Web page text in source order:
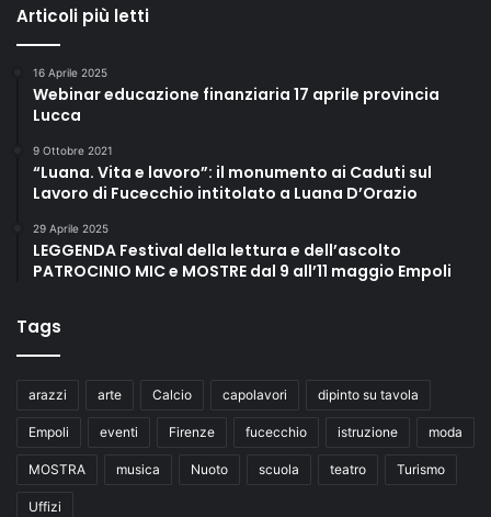
Articoli più letti
16 Aprile 2025
Webinar educazione finanziaria 17 aprile provincia
Lucca
9 Ottobre 2021
“Luana. Vita e lavoro”: il monumento ai Caduti sul
Lavoro di Fucecchio intitolato a Luana D’Orazio
29 Aprile 2025
LEGGENDA Festival della lettura e dell’ascolto
PATROCINIO MIC e MOSTRE dal 9 all’11 maggio Empoli
Tags
arazzi arte Calcio capolavori dipinto su tavola
Empoli eventi Firenze fucecchio istruzione moda
MOSTRA musica Nuoto scuola teatro Turismo
Uffizi